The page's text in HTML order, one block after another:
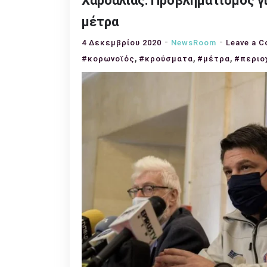
μέτρα
4 Δεκεμβρίου 2020 NewsRoom Leave a
#κορωνοϊός , #κρούσματα, #μέτρα,